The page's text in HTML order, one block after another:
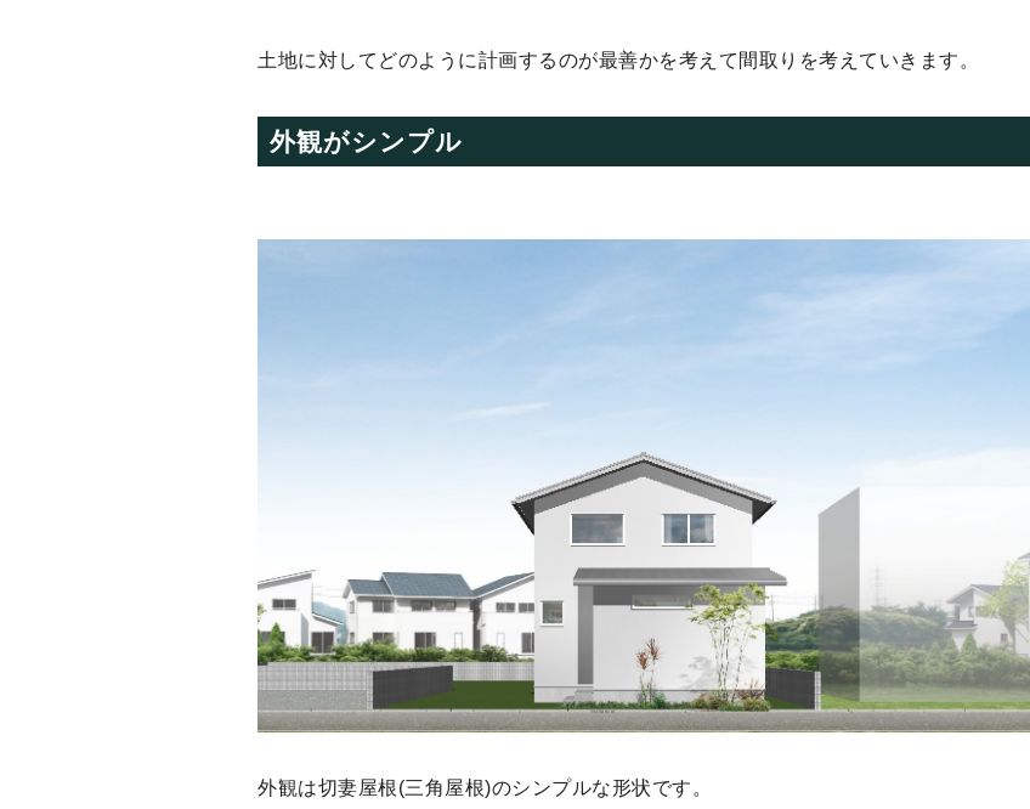
土地に対してどのように計画するのが最善かを考えて間取りを考えていきます。
外観がシンプル
外観は切妻屋根(三角屋根)のシンプルな形状です。